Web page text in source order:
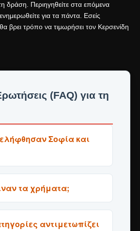
δράση. Περιηγηθείτε στα επόμενα
για τα πάντα. Εσείς
βρει τρόπο να τιμωρήσει τον Κερσενίδη
(FAQ) για τη
Σοφία και
τα χρήματα;
αντιμετωπίζει